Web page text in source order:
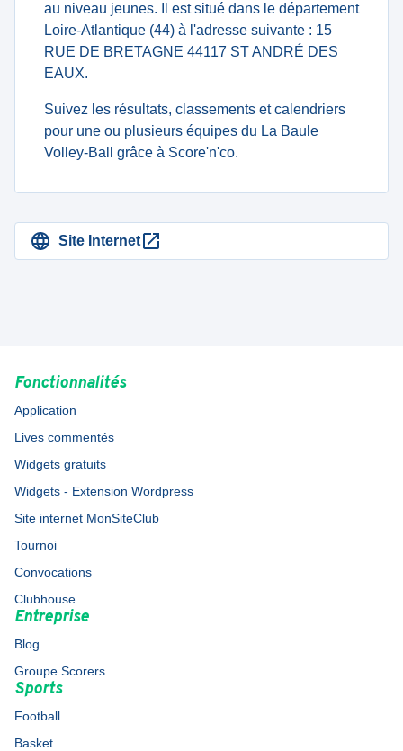
au niveau jeunes. Il est situé dans le département
Loire-Atlantique (44) à l'adresse suivante : 15
RUE DE BRETAGNE 44117 ST ANDRÉ DES
EAUX.
Suivez les résultats, classements et calendriers
pour une ou plusieurs équipes du La Baule
Volley-Ball grâce à Score'n'co.
Site Internet
Fonctionnalités
Application
Lives commentés
Widgets gratuits
Widgets - Extension Wordpress
Site internet MonSiteClub
Tournoi
Convocations
Clubhouse
Entreprise
Blog
Groupe Scorers
Sports
Football
Basket